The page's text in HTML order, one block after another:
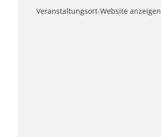
Veranstaltungsort-Website anzeigen